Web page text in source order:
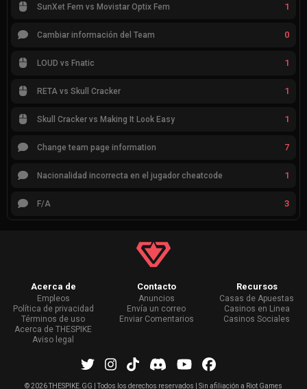
SunXet Fem vs Movistar Optix Fem 1
Cambiar información del Team 0
LOUD vs Fnatic 1
RETA vs Skull Cracker 1
Skull Cracker vs Making It Look Easy 1
Change team page information 7
Nacionalidad incorrecta en el jugador cheatcode 1
F/A 3
Acerca de
Empleos
Política de privacidad
Términos de uso
Acerca de THESPIKE
Aviso legal
Contacto
Anuncios
Envía un correo
Enviar Comentarios
Recursos
Casas de Apuestas
Casinos en Linea
Casinos Sociales
©2026 THESPIKE.GG | Todos los derechos reservados | Sin afiliación a Riot Games